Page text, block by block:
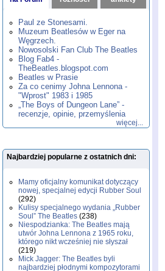
,1982,1983 ,1984,
1985, 1986,1987,1988
1990,1991 ,1992,1993 ,1994,
1995,1996, 1999
2000,2001,2002 ,2003,2004,
2005,2006, 2007
2010,2011,2012,2013,2014
2015,2016, 2017,
2020,2021,2022,2023,2024 ,
2025,2026
Paul ze Stonesami.
Muzeum Beatlesów w Eger na
Węgrzech.
Nowosolski Fan Club The Beatles
Blog Fab4 -
TheBeatles.blogspot.com
Beatles w Prasie
Za co cenimy Johna Lennona -
"Wprost" 1983 i 1985
„The Boys of Dungeon Lane” -
recenzje, opinie, przemyślenia
więcej...
Najbardziej popularne z ostatnich dni:
Mamy oficjalny komunikat dotyczący
nowej, specjalnej edycji Rubber Soul
(292)
Kulisy specjalnego wydania „Rubber
Soul” The Beatles (238)
Niespodzianka: The Beatles mają
utwór Johna Lennona z 1965 roku,
którego nikt wcześniej nie słyszał
(219)
Mick Jagger: The Beatles byli
najbardziej płodnymi kompozytorami